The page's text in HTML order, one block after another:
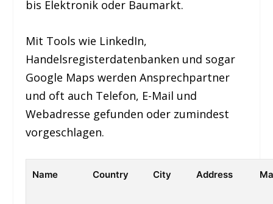
bis Elektronik oder Baumarkt.
Mit Tools wie LinkedIn,
Handelsregisterdatenbanken und sogar
Google Maps werden Ansprechpartner
und oft auch Telefon, E-Mail und
Webadresse gefunden oder zumindest
vorgeschlagen.
Name Country City Address